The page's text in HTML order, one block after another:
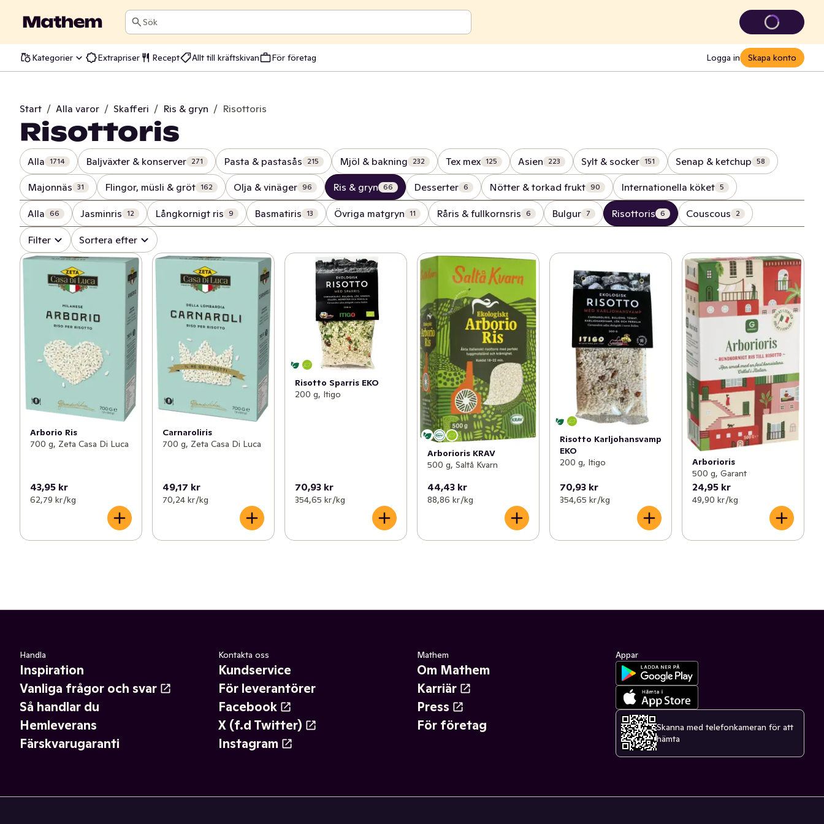
Sök
Kategorier Extrapriser Recept Allt till kräftskivan För företag Logga in Skapa konto
Start / Alla varor / Skafferi / Ris & gryn / Risottoris
Risottoris
Alla 1714 Baljväxter & konserver 271 Pasta & pastasås 215 Mjöl & bakning 232 Tex mex 125 Asien 223 Sylt & socker 151 Senap & ketchup 58
Majonnäs 31 Flingor, müsli & gröt 162 Olja & vinäger 96 Ris & gryn 66 Desserter 6 Nötter & torkad frukt 90 Internationella köket 5
Alla 66 Jasminris 12 Långkornigt ris 9 Basmatiris 13 Övriga matgryn 11 Råris & fullkornsris 6 Bulgur 7 Risottoris 6 Couscous 2
Filter Sortera efter
Arborio Ris
700 g, Zeta Casa Di Luca
43,95 kr
62,79 kr /kg
Carnaroliris
700 g, Zeta Casa Di Luca
49,17 kr
70,24 kr /kg
Risotto Sparris EKO
200 g, Itigo
70,93 kr
354,65 kr /kg
Arborioris KRAV
500 g, Saltå Kvarn
44,43 kr
88,86 kr /kg
Risotto Karljohansvamp
EKO
200 g, Itigo
70,93 kr
354,65 kr /kg
Arborioris
500 g, Garant
24,95 kr
49,90 kr /kg
Handla
Inspiration
Vanliga frågor och svar
Så handlar du
Hemleverans
Färskvarugaranti
Kontakta oss
Kundservice
För leverantörer
Facebook
X (f.d Twitter)
Instagram
Mathem
Om Mathem
Karriär
Press
För företag
Appar
Skanna med telefonkameran för att
hämta